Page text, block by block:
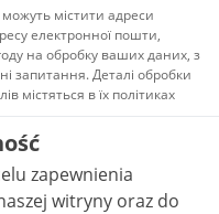
містити адреси
електронної пошти,
на обробку ваших даних, з
запитання. Деталі обробки
містяться в їх політиках
на сайті, доступний
Creative Commons 3.0
zapewnienia
witryny oraz do